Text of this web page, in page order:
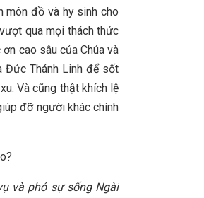
môn đồ và hy sinh cho
qua mọi thách thức
cao sâu của Chúa và
Đức Thánh Linh để sốt
Và cũng thật khích lệ
đỡ người khác chính
và phó sự sống Ngài